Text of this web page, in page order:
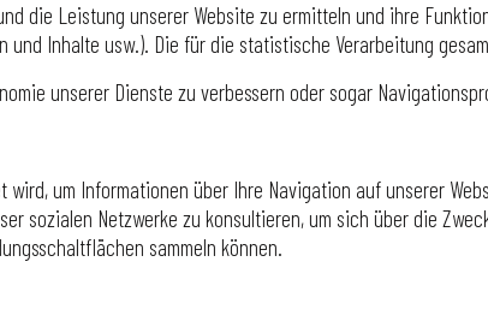
die Leistung unserer Website zu ermitteln und ihre
Inhalte usw.). Die für die statistische Verarbeitung
unserer Dienste zu verbessern oder sogar
um Informationen über Ihre Navigation auf unserer
sozialen Netzwerke zu konsultieren, um sich über die
sammeln können.